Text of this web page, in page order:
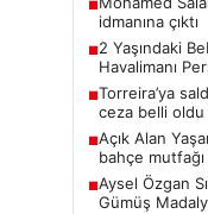
■
idmanına çıktı
■2 Yaşındaki
Havalimanı
■Torreira’ya
ceza belli oldu
■Açık Alan
bahçe mutfağı
■Aysel Özgan
Gümüş